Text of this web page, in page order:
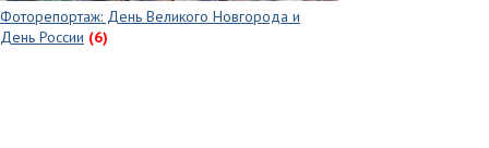
Фоторепортаж: День Великого Новгорода и
День России (6)